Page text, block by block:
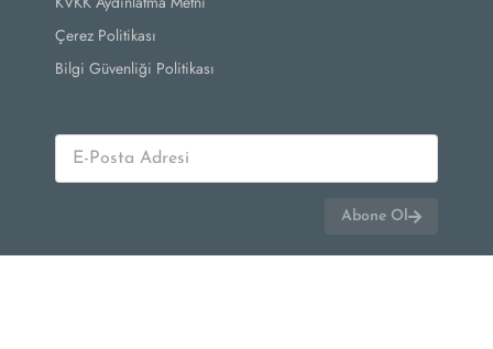
Çerez Politikası
Bilgi Güvenliği Politikası
Abone Ol